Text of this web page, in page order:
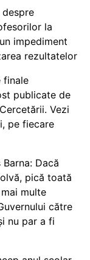
la
impediment
rezultatelor
finale
publicate de
Vezi
pe fiecare
Dacă
pică toată
multe
către
nu par a fi